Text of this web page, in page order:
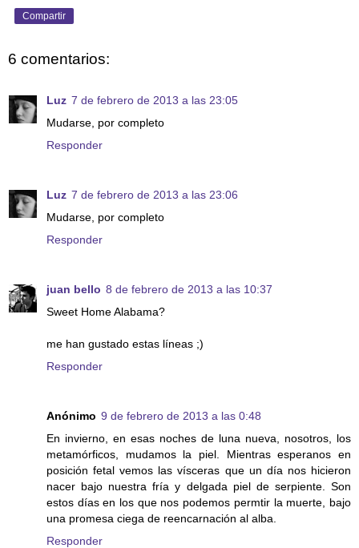
Compartir
6 comentarios:
Luz 7 de febrero de 2013 a las 23:05
Mudarse, por completo
Responder
Luz 7 de febrero de 2013 a las 23:06
Mudarse, por completo
Responder
juan bello 8 de febrero de 2013 a las 10:37
Sweet Home Alabama?
me han gustado estas líneas ;)
Responder
Anónimo 9 de febrero de 2013 a las 0:48
En invierno, en esas noches de luna nueva, nosotros, los
metamórficos, mudamos la piel. Mientras esperanos en
posición fetal vemos las vísceras que un día nos hicieron
nacer bajo nuestra fría y delgada piel de serpiente. Son
estos días en los que nos podemos permtir la muerte, bajo
una promesa ciega de reencarnación al alba.
Responder